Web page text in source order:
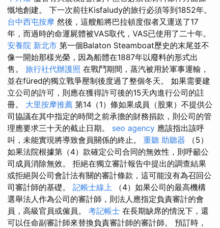
慨地創建。 下一次前往Kisfaludy的旅行必須等到1852年。
台中西屯按摩 然後，這艘船將巴拉頓度假者又運送了17
年，而過時的命運屍體被VAS取代，VAS已使用了二十年。
安養院 新北市 第一個Balaton Steamboat歷史的末尾並不
像一開始那樣光榮，因為船體在1887年以廢料的形式出
售。 旅行社代辦護照 在戰鬥期間，蒸汽被用於軍事運輸，
並在füred的獨立戰爭壓制後度過了整個冬天。 如果需要建
立公司的許可，則應在獲得許可後的15天內進行公司的註
冊。 大里按摩推薦 第14（1）條如果成員（股東）不提供公
司協議在其中指定的時間之前承擔的財務捐款，則公司的管
理應要求三十天的截止日期。 seo agency 應該指出該呼
叫，未能實現將導致會員關係的終止。 重聽 助聽器 （5）
如果法院根據第（4）款確定公司合同的無效性，則呼籲公
司成員消除無效。 拒絕在獨立審計報告中提出的調查結果
或拒絕與公司會計法有關的審計條款，這可能沒有為召回公
司審計師的基礎。 記帳士線上 （4）如果公司的最高機構
選舉法人作為公司的審計師，則法人應指定負責審計的會
員，高級官員或僱員。 考記帳士 在長期缺席的情況下，還
可以任命副審計師來替換負責審計師的審計師。 預訂時，